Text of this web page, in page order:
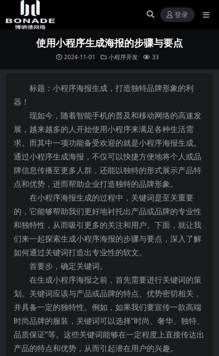
登录
使用小程序生成海报的步骤与要点
2024-11-01 小程序开发 33
标题：小程序海报生成，打造独特品牌形象的利
器！
现如今，随着智能手机的普及和移动网络的高速发
展，越来越多的人开始使用小程序来满足各种生活需
求。而其中一项功能备受欢迎的就是小程序海报生成。
通过小程序生成海报，不仅可以快捷方便地将个人或品
牌信息传播至更多人群，还能以独特的形式展示产品特
点和优势，进而帮助企业打造独特的品牌形象。
在小程序海报生成的过程中，关键词是至关重要
的，它能够帮助我们更好地衬托出产品或品牌的专业性
和独特性，从而吸引更多的关注和用户。下面，就让我
们来一起探索生成小程序海报的步骤与要点，深入了解
如何通过关键词打造出专业性的软文。
首要步，确定关键词。
在生成小程序海报之前，首先需要进行关键词的策
划。关键词应该与产品或品牌的特点、优势密切相关，
并具备一定的独特性。例如，如果我们要宣传一款高端
时尚品牌的服装，关键词可以选择“时尚、奢华、独特、
品质保证”等。这些关键词能够在一定程度上直接传达出
产品的特点和优势，从而引起潜在用户的兴趣。